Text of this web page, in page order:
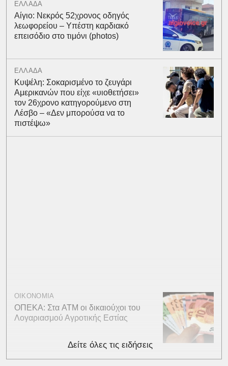
ΕΛΛΑΔΑ
Αίγιο: Νεκρός 52χρονος οδηγός
λεωφορείου – Υπέστη καρδιακό
επεισόδιο στο τιμόνι (photos)
ΕΛΛΑΔΑ
Κυψέλη: Σοκαρισμένο το ζευγάρι
Αμερικανών που είχε «υιοθετήσει»
τον 26χρονο κατηγορούμενο στη
Λέσβο – «Δεν μπορούσα να το
πιστέψω»
ΟΙΚΟΝΟΜΙΑ
ΟΠΕΚΑ: Στα ATM οι δικαιούχοι του
Λογαριασμού Αγροτικής Εστίας
Δείτε όλες τις ειδήσεις